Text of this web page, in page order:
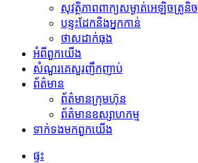
សុវត្ថិភាពពាក្យសម្ងាត់អេឡិចត្រូនិច
បន្ទះដែកនិងអ្នកកាន់
ថាសដាក់ធុង
អំពី​ពួក​យើង
សំណួរគេសួរញឹកញាប់
ព័ត៌មាន
ព័ត៌មានក្រុមហ៊ុន
ព័ត៌មានឧស្សាហកម្ម
ទាក់ទង​មក​ពួក​យើង
ផ្ទះ